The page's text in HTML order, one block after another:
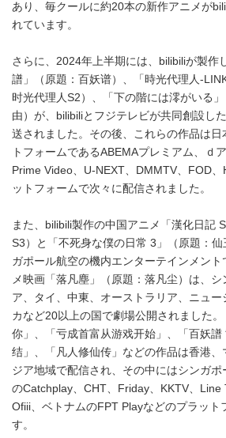
あり、毎クールに約20本の新作アニメが
れています。
さらに、2024年上半期には、bilibiliが製作
譜」（原題：百妖谱）、「時光代理人-
时光代理人S2）、「下の階には澪がいる
由）が、bilibiliとフジテレビが共同創設し
送されました。その後、これらの作品は日
トフォームであるABEMAプレミアム、ｄ
Prime Video、U-NEXT、DMMTV、FOD
ットフォームで次々に配信されました。
また、bilibili製作の中国アニメ「漢化日記
S3）と「不死身な僕の日常 3」（原題：
ガポール航空の機内エンターテインメン
メ映画「落凡塵」（原題：落凡尘）は、
ア、タイ、中東、オーストラリア、ニュー
カなど20以上の国で劇場公開されました
你」、「亏成首富从游戏开始」、「百妖
结」、「凡人修仙传」などの作品は香港、
ジア地域で配信され、その中にはシンガ
のCatchplay、CHT、Friday、KKTV、Line
Ofiii、ベトナムのFPT Playなどのプラット
す。